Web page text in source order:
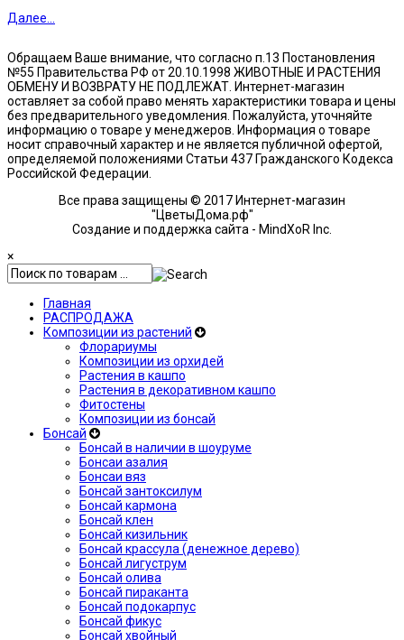
Далее...
Обращаем Ваше внимание, что согласно п.13 Постановления
№55 Правительства РФ от 20.10.1998 ЖИВОТНЫЕ И РАСТЕНИЯ
ОБМЕНУ И ВОЗВРАТУ НЕ ПОДЛЕЖАТ. Интернет-магазин
оставляет за собой право менять характеристики товара и цены
без предварительного уведомления. Пожалуйста, уточняйте
информацию о товаре у менеджеров. Информация о товаре
носит справочный характер и не является публичной офертой,
определяемой положениями Статьи 437 Гражданского Кодекса
Российской Федерации.
Все права защищены © 2017 Интернет-магазин
"ЦветыДома.рф"
Создание и поддержка сайта - MindXoR Inc.
×
Главная
РАСПРОДАЖА
Композиции из растений
Флорариумы
Композиции из орхидей
Растения в кашпо
Растения в декоративном кашпо
Фитостены
Композиции из бонсай
Бонсай
Бонсай в наличии в шоуруме
Бонсаи азалия
Бонсаи вяз
Бонсай зантоксилум
Бонсай кармона
Бонсай клен
Бонсай кизильник
Бонсай крассула (денежное дерево)
Бонсай лигуструм
Бонсай олива
Бонсай пираканта
Бонсай подокарпус
Бонсай фикус
Бонсай хвойный